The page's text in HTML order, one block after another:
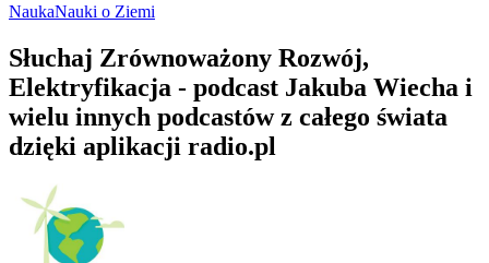
NaukaNauki o Ziemi
Słuchaj Zrównoważony Rozwój,
Elektryfikacja - podcast Jakuba Wiecha i
wielu innych podcastów z całego świata
dzięki aplikacji radio.pl